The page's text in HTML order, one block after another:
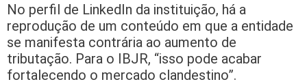
No perfil de LinkedIn da instituição, há a
reprodução de um conteúdo em que a entidade
se manifesta contrária ao aumento de
tributação. Para o IBJR, “isso pode acabar
fortalecendo o mercado clandestino”.